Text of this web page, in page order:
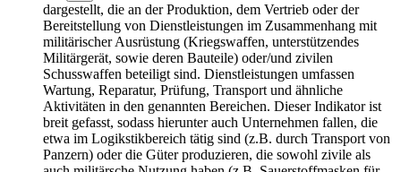
dargestellt, die an der Produktion, dem Vertrieb oder der
Bereitstellung von Dienstleistungen im Zusammenhang mit
militärischer Ausrüstung (Kriegswaffen, unterstützendes
Militärgerät, sowie deren Bauteile) oder/und zivilen
Schusswaffen beteiligt sind. Dienstleistungen umfassen
Wartung, Reparatur, Prüfung, Transport und ähnliche
Aktivitäten in den genannten Bereichen. Dieser Indikator ist
breit gefasst, sodass hierunter auch Unternehmen fallen, die
etwa im Logikstikbereich tätig sind (z.B. durch Transport von
Panzern) oder die Güter produzieren, die sowohl zivile als